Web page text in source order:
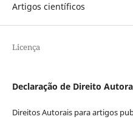
Artigos científicos
Licença
Declaração de Direito
Direitos Autorais para artigos